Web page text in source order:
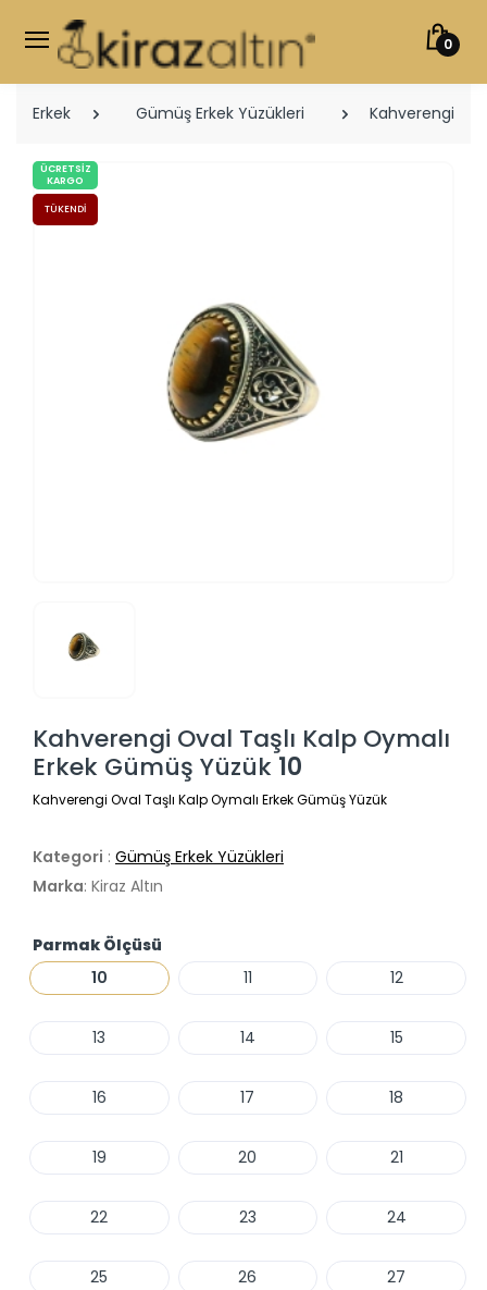
0
Erkek Gümüş Erkek Yüzükleri Kahverengi
ÜCRETSIZ
KARGO
TÜKENDI
Kahverengi Oval Taşlı Kalp Oymalı
Erkek Gümüş Yüzük 10
Kahverengi Oval Taşlı Kalp Oymalı Erkek Gümüş Yüzük
Kategori : Gümüş Erkek Yüzükleri
Marka: Kiraz Altın
Parmak Ölçüsü
10
11 12
13 14 15
16 17 18
19 20 21
22 23 24
25 26 27